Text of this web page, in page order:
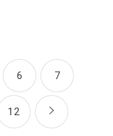
6 7
12